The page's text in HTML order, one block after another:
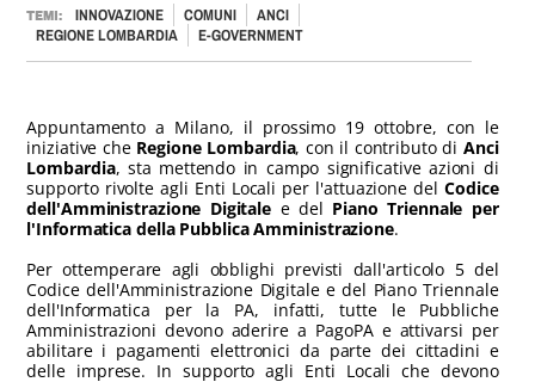
TEMI: INNOVAZIONE COMUNI
ANCI
REGIONE LOMBARDIA
E-GOVERNMENT
Appuntamento a Milano, il prossimo 19 ottobre, con le
iniziative che Regione Lombardia, con il contributo di Anci
Lombardia, sta mettendo in campo significative azioni di
supporto rivolte agli Enti Locali per l'attuazione delCodice
dell'Amministrazione Digitale e del Piano Triennale per
l'Informatica della Pubblica Amministrazione.
Per ottemperare agli obblighi previsti dall'articolo 5 del
Codice dell'Amministrazione Digitale e del Piano Triennale
dell'Informatica per la PA, infatti, tutte le Pubbliche
Amministrazioni devono aderire a PagoPA e attivarsi per
abilitare i pagamenti elettronici da parte dei cittadini e
delle imprese. In supporto agli Enti Locali che devono